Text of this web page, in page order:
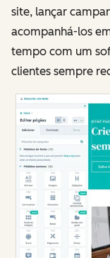
site, lançar
acompanhá-los
tempo com um
clientes sempre